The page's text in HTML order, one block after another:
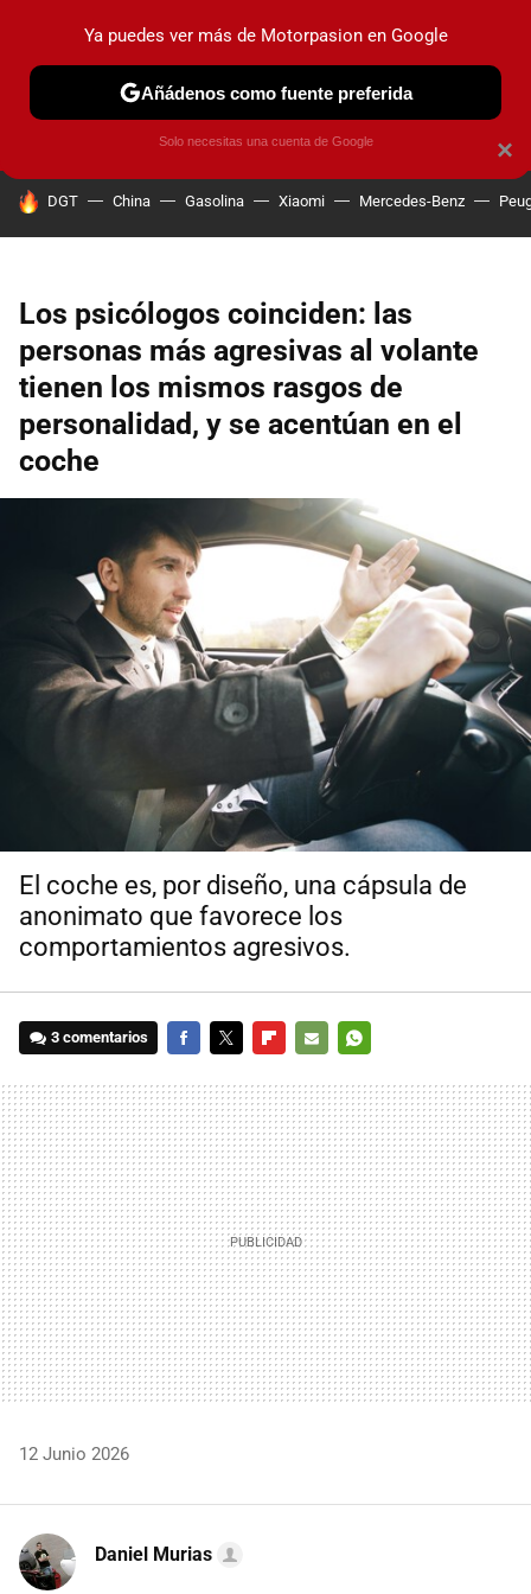
PRUEBAS COCHES ELÉCTRICOS OBSERVATORIO
HOY SE HABLA DE
DGT China Gasolina Xiaomi Mercedes-Benz
Los psicólogos coinciden: las
personas más agresivas al volante
tienen los mismos rasgos de
personalidad, y se acentúan en el
coche
El coche es, por diseño, una cápsula de
anonimato que favorece los
comportamientos agresivos.
3 comentarios
MAIL
12 Junio 2026
Daniel Murias
×
Ya puedes ver más de Motorpasion en Google
Añádenos como fuente preferida
Solo necesitas una cuenta de Google